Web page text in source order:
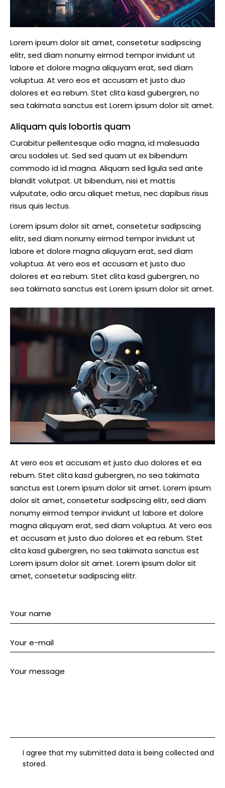
Lorem ipsum dolor sit amet, consetetur sadipscing
elitr, sed diam nonumy eirmod tempor invidunt ut
labore et dolore magna aliquyam erat, sed diam
voluptua. At vero eos et accusam et justo duo
dolores et ea rebum. Stet clita kasd gubergren, no
sea takimata sanctus est Lorem ipsum dolor sit amet.
Aliquam quis lobortis quam
Curabitur pellentesque odio magna, id malesuada
arcu sodales ut. Sed sed quam ut ex bibendum
commodo id id magna. Aliquam sed ligula sed ante
blandit volutpat. Ut bibendum, nisi et mattis
vulputate, odio arcu aliquet metus, nec dapibus risus
risus quis lectus.
Lorem ipsum dolor sit amet, consetetur sadipscing
elitr, sed diam nonumy eirmod tempor invidunt ut
labore et dolore magna aliquyam erat, sed diam
voluptua. At vero eos et accusam et justo duo
dolores et ea rebum. Stet clita kasd gubergren, no
sea takimata sanctus est Lorem ipsum dolor sit amet.
At vero eos et accusam et justo duo dolores et ea
rebum. Stet clita kasd gubergren, no sea takimata
sanctus est Lorem ipsum dolor sit amet. Lorem ipsum
dolor sit amet, consetetur sadipscing elitr, sed diam
nonumy eirmod tempor invidunt ut labore et dolore
magna aliquyam erat, sed diam voluptua. At vero eos
et accusam et justo duo dolores et ea rebum. Stet
clita kasd gubergren, no sea takimata sanctus est
Lorem ipsum dolor sit amet. Lorem ipsum dolor sit
amet, consetetur sadipscing elitr.
I agree that my submitted data is being collected and
stored.